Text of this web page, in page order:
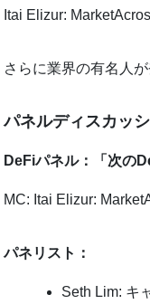
Itai Elizur:
さらに業界の有名人が
パネルディスカッシ
DeFiパネル：「次の
MC: Itai Elizur:
パネリスト：
Seth Lim: キ